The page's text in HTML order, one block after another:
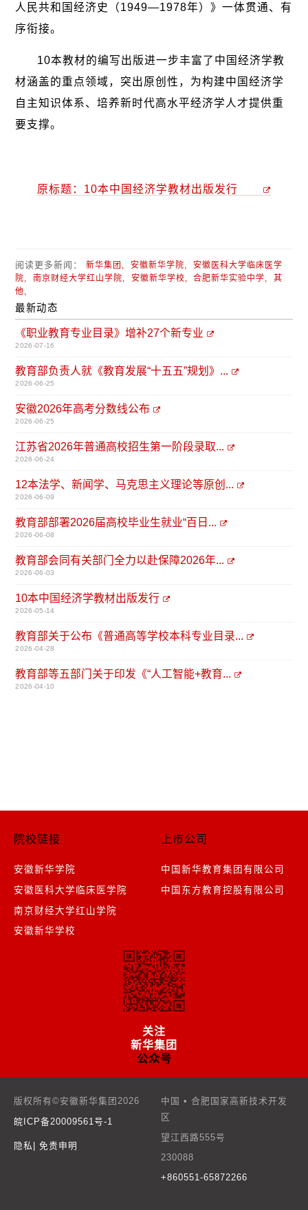
人民共和国经济史（1949—1978年）》一体贯通、有
序衔接。
10本教材的编写出版进一步丰富了中国经济学教
材涵盖的重点领域，突出原创性，为构建中国经济学
自主知识体系、培养新时代高水平经济学人才提供重
要支撑。
原标题：10本中国经济学教材出版发行
阅读更多新闻： 新华集团, 安徽新华学院,
安徽医科大学临床医学
院,
南京财经大学红山学院, 安徽新华学校, 合肥新华实验中学,
其
他,
最新动态
《职业教育专业目录》增补27个新专业
2026-07-16
教育部负责人就《教育发展“十五五”规划》...
2026-06-25
安徽2026年高考分数线公布
2026-06-25
江苏省2026年普通高校招生第一阶段录取...
2026-06-24
12本法学、新闻学、马克思主义理论等原创...
2026-06-09
教育部部署2026届高校毕业生就业“百日...
2026-06-08
教育部会同有关部门全力以赴保障2026年...
2026-06-03
10本中国经济学教材出版发行
2026-05-14
教育部关于公布《普通高等学校本科专业目录...
2026-04-28
教育部等五部门关于印发《“人工智能+教育...
2026-04-10
院校链接
安徽新华学院
安徽医科大学临床医学院
南京财经大学红山学院
安徽新华学校
上市公司
中国新华教育集团有限公司
中国东方教育控股有限公司
关注
新华集团
公众号
版权所有©安徽新华集团 2026
皖ICP备20009561号-1
隐私 | 免责申明
中国 • 合肥国家高新技术开发
区
望江西路555号
230088
+860551-65872266